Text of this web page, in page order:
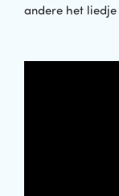
andere het liedje